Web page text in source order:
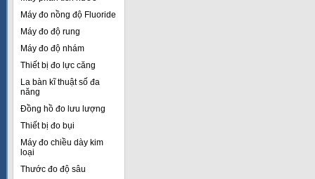
Máy đo nồng độ Fluoride
Máy đo độ rung
Máy đo độ nhám
Thiết bị đo lực căng
La bàn kĩ thuật số đa
năng
Đồng hồ đo lưu lượng
Thiết bị đo bụi
Máy đo chiều dày kim
loại
Thước đo độ sâu